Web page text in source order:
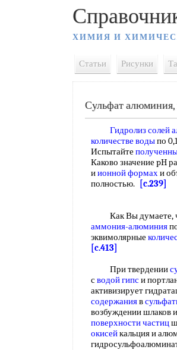
ХИМИЯ И
Статьи Рисунки
Сульфат алюминия,
Гидролиз солей
количестве водыпо
Испытайте
Каково значение pH
иионной формахи
полностью.
[c.239]
Как Вы думаете,
аммония-алюминия
эквимолярные
[c.413]
При твердении
сводой гипси
активизирует
содержанияв
возбуждении шлаков
поверхности частиц
окисейкальция и